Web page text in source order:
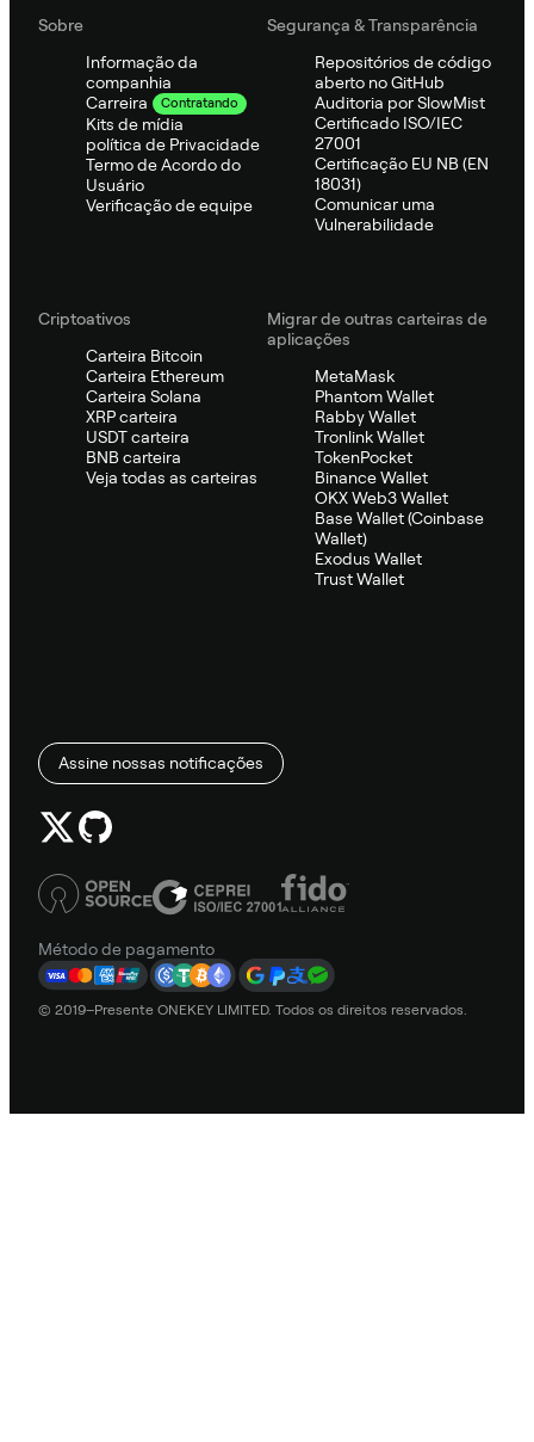
Sobre
Informação da
companhia
Carreira
Contratando
Kits de mídia
política de Privacidade
Termo de Acordo do
Usuário
Verificação de equipe
Segurança & Transparência
Repositórios de código
aberto no GitHub
Auditoria por SlowMist
Certificado ISO/IEC
27001
Certificação EU NB (EN
18031)
Comunicar uma
Vulnerabilidade
Criptoativos
Carteira Bitcoin
Carteira Ethereum
Carteira Solana
XRP carteira
USDT carteira
BNB carteira
Veja todas as carteiras
Migrar de outras carteiras de
aplicações
MetaMask
Phantom Wallet
Rabby Wallet
Tronlink Wallet
TokenPocket
Binance Wallet
OKX Web3 Wallet
Base Wallet (Coinbase
Wallet)
Exodus Wallet
Trust Wallet
Assine nossas notificações
Método de pagamento
© 2019–Presente ONEKEY LIMITED. Todos os direitos reservados.